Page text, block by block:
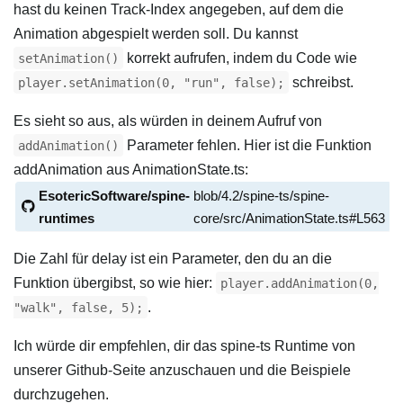
hast du keinen Track-Index angegeben, auf dem die
Animation abgespielt werden soll. Du kannst
setAnimation() korrekt aufrufen, indem du Code wie
player.setAnimation(0, "run", false); schreibst.
Es sieht so aus, als würden in deinem Aufruf von
addAnimation()
Parameter fehlen. Hier ist die Funktion
addAnimation aus AnimationState.ts:
EsotericSoftware/spine-
runtimes
blob/4.2/spine-ts/spine-
core/src/AnimationState.ts#L563
Die Zahl für delay ist ein Parameter, den du an die
Funktion übergibst, so wie hier:
player.addAnimation(0,
"walk", false, 5); .
Ich würde dir empfehlen, dir das spine-ts Runtime von
unserer Github-Seite anzuschauen und die Beispiele
durchzugehen.